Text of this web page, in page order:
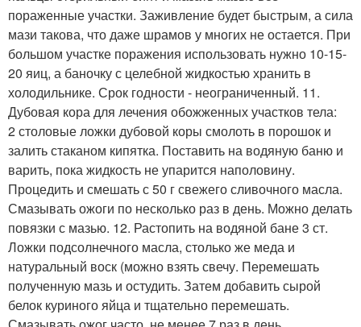
пораженные участки. Заживление будет быстрым, а сила
мази такова, что даже шрамов у многих не остается. При
большом участке поражения использовать нужно 10-15-
20 яиц, а баночку с целебной жидкостью хранить в
холодильнике. Срок годности - неограниченный. 11.
Дубовая кора для лечения обожженных участков тела:
2 столовые ложки дубовой коры смолоть в порошок и
залить стаканом кипятка. Поставить на водяную баню и
варить, пока жидкость не упарится наполовину.
Процедить и смешать с 50 г свежего сливочного масла.
Смазывать ожоги по несколько раз в день. Можно делать
повязки с мазью. 12. Растопить на водяной бане 3 ст.
Ложки подсолнечного масла, столько же меда и
натуральный воск (можно взять свечу. Перемешать
полученную мазь и остудить. Затем добавить сырой
белок куриного яйца и тщательно перемешать.